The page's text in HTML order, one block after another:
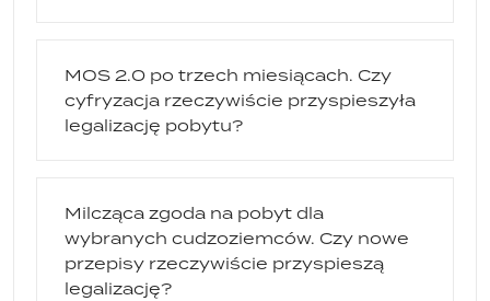
MOS 2.0 po trzech miesiącach. Czy
cyfryzacja rzeczywiście przyspieszyła
legalizację pobytu?
Milcząca zgoda na pobyt dla
wybranych cudzoziemców. Czy nowe
przepisy rzeczywiście przyspieszą
legalizację?